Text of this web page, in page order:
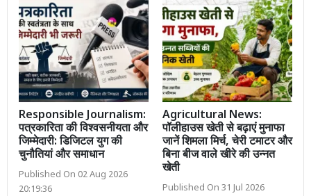
Responsible Journalism:
पत्रकारिता की विश्वसनीयता और
जिम्मेदारी: डिजिटल युग की
चुनौतियां और समाधान
Published On 02 Aug 2026
20:19:36
Agricultural News:
पॉलीहाउस खेती से बढ़ाएं मुनाफा
जानें शिमला मिर्च, चेरी टमाटर और
बिना बीज वाले खीरे की उन्नत
खेती
Published On 31 Jul 2026